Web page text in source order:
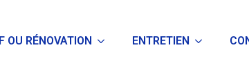
OU RÉNOVATION ENTRETIEN